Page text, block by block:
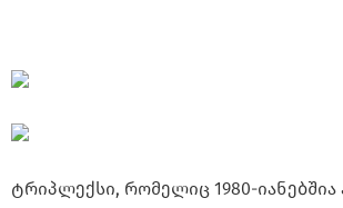
ტრიპლექსი, რომელიც 1980-იანებშია